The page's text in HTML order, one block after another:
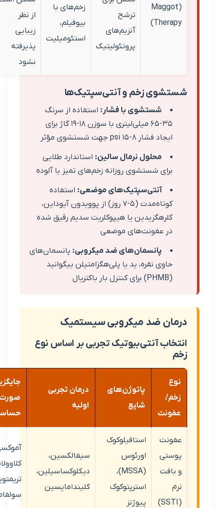
زخم‌های با
بیوفیلم،
استئومیلیت
از نظر
زیبایی
پذیرفته
زخم و آنتی‌سپتیک‌ها
شستشوی با فشار:استفاده از سرنگ
۳۵-۶۵ میلی‌لیتری با سوزن ۱۸-۱۹ گاژ برای
محلول نرمال سالین: استاندارد طلایی
شستشوی روزانه زخم‌های تمیز یا آلوده
آنتی‌سپتیک‌های موضعی:استفاده
کوتاه‌مدت (۵-۷ روز) از پوویدون آیوداین،
یا هیپوکلریت سدیم رقیق شده
عفونت‌های موضعی
پانسمان‌های ضد میکروبی:پانسمان‌های
نقره، ید یا پلی‌هگزامتیلن بیگوانید
ضد میکروبی سیستمیک
آنتی‌بیوتیک تجربی بر اساس نوع
درمان تجربی
اولیه
جایگزین‌ها (در
استافیلوکوک
اورئوس
(MSSA)،
استرپتوکوک
پیوژنز
سیفالکسین،
دیکلوکساسیلین،
کلیندامایسین
آموکسی‌سیلین-
کلاوولانات،
تریمتوپریم-
سولفامتوکسازول